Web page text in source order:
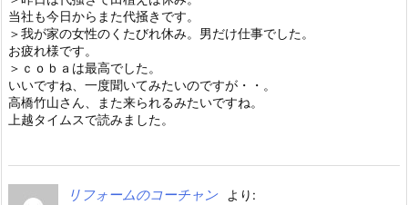
当社も今日からまた代掻きです。
＞我が家の女性のくたびれ休み。男だけ仕事でした。
お疲れ様です。
＞ｃｏｂａは最高でした。
いいですね、一度聞いてみたいのですが・・。
高橋竹山さん、また来られるみたいですね。
上越タイムスで読みました。
リフォームのコーチャン
より: